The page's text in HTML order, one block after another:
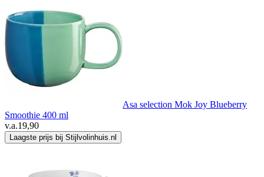
Asa selection Mok Joy Blueberry
Smoothie 400 ml
v.a.19,90
Laagste prijs bij Stijlvolinhuis.nl